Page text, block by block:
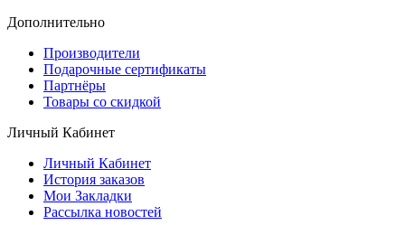
Дополнительно
Производители
Подарочные сертификаты
Партнёры
Товары со скидкой
Личный Кабинет
Личный Кабинет
История заказов
Мои Закладки
Рассылка новостей